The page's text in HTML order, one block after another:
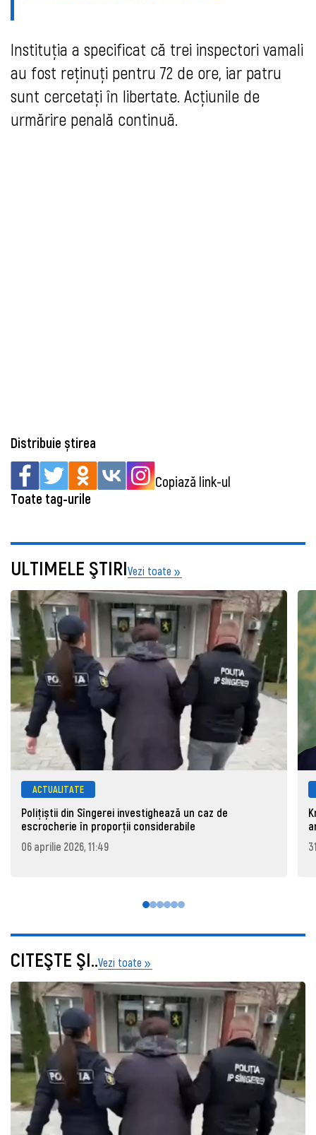
Instituția a specificat că trei inspectori vamali
au fost reţinuţi pentru 72 de ore, iar patru
sunt cercetaţi în libertate. Acţiunile de
urmărire penală continuă.
Distribuie știrea
Copiază link-ul
Toate tag-urile
ULTIMELE ŞTIRIVezi toate
ACTUALITATE
Polițiștii din Sîngerei investighează un caz de
escrocherie în proporții considerabile
06 aprilie 2026, 11:49
CITEŞTE ŞI..Vezi toate